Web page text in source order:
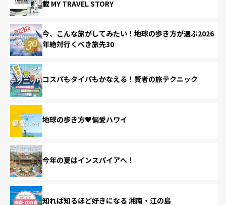
載 MY TRAVEL STORY
今、こんな旅がしてみたい！地球の歩き方が選ぶ2026
年絶対行くべき旅先30
コスパもタイパもかなえる！賢者の旅テクニック
地球の歩き方♥偏愛ハワイ
今年の夏はインスパイアへ！
知れば知るほど好きになる 湘南・江の島